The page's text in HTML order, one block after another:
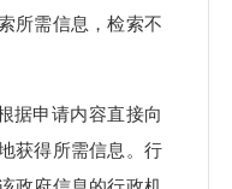
所需信息，检索不
据申请内容直接向
获得所需信息。行